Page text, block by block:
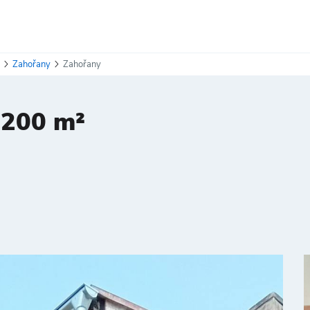
Zahořany Zahořany
m²